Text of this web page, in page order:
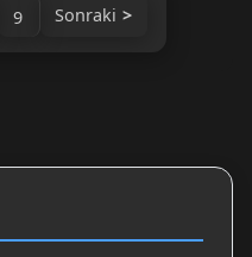
9 Sonraki